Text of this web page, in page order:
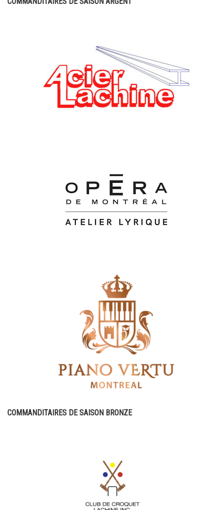
COMMANDITAIRES DE SAISON BRONZE